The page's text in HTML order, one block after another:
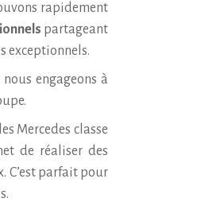
rapidement
partageant
exceptionnels.
engageons à
Mercedes classe
de réaliser des
C’est parfait pour